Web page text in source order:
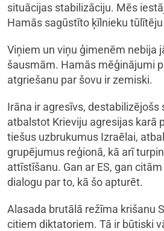
situācijas stabilizāciju. Mēs
Hamās sagūstīto ķīlnieku
Viņiem un viņu ģimenēm nebija
šausmām. Hamās mēģinājumi
atgriešanu par šovu ir zemiski.
Irāna ir agresīvs, destabilizējošs
atbalstot Krieviju agresijas karā
tiešus uzbrukumus Izraēlai,
grupējumus reģionā, kā arī
attīstīšanu. Gan ar ES, gan
dialogu par to, kā šo apturēt.
Alasada brutālā režīma krišanu
citiem diktatoriem. Tā ir būtiski